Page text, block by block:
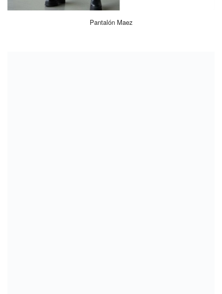
Pantalón Maez